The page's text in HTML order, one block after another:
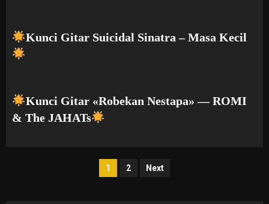
Kunci Gitar Suicidal Sinatra – Masa Kecil
Kunci Gitar «Robekan Nestapa» — ROMI
& The JAHATs
Posts
1 2 Next